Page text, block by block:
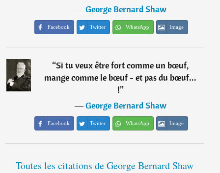
―George Bernard Shaw
Facebook Twitter WhatsApp Image
“Si tu veux être fort comme un bœuf,
mange comme le bœuf - et pas du bœuf...
!”
―George Bernard Shaw
Facebook Twitter WhatsApp Image
Toutes les citations de George Bernard Shaw